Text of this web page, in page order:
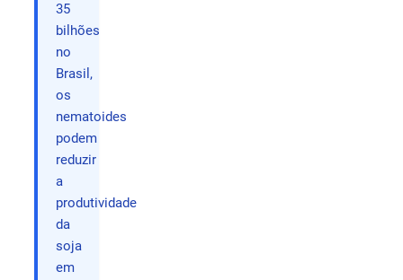
35
bilhões
no
Brasil,
os
nematoides
podem
reduzir
a
produtividade
da
soja
em